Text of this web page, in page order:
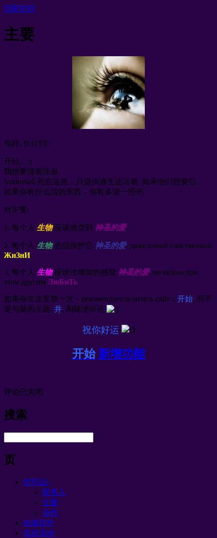
无限空间
主要
你好, 伙计们!
开始。:)
我想要提前注册.
Voskrešaû 死在这里 – 只提供逃生还活着, 如果他们想要它.
如果你有什么活的东西 – 你有多读一些书.
对主要:
1. 每个人 生物应该感觉到 神圣的爱.
2. 每个人 生物必须保护它 神圣的爱, даже ценой собственной
ЖиЗнИ.
3. 每个人 生物应设法增加的感觉 神圣的爱, не мешая при
этом другим ЛюБиТь.
如果你在这里第一次 – рекомендуется читать сайт с 开始, 而不
是与新的主题. 井, 和随便评论
祝你好运
开始 新增功能
评论已关闭.
搜索
页
您可以!
联系人
主要
合作
在项目中
信息流动